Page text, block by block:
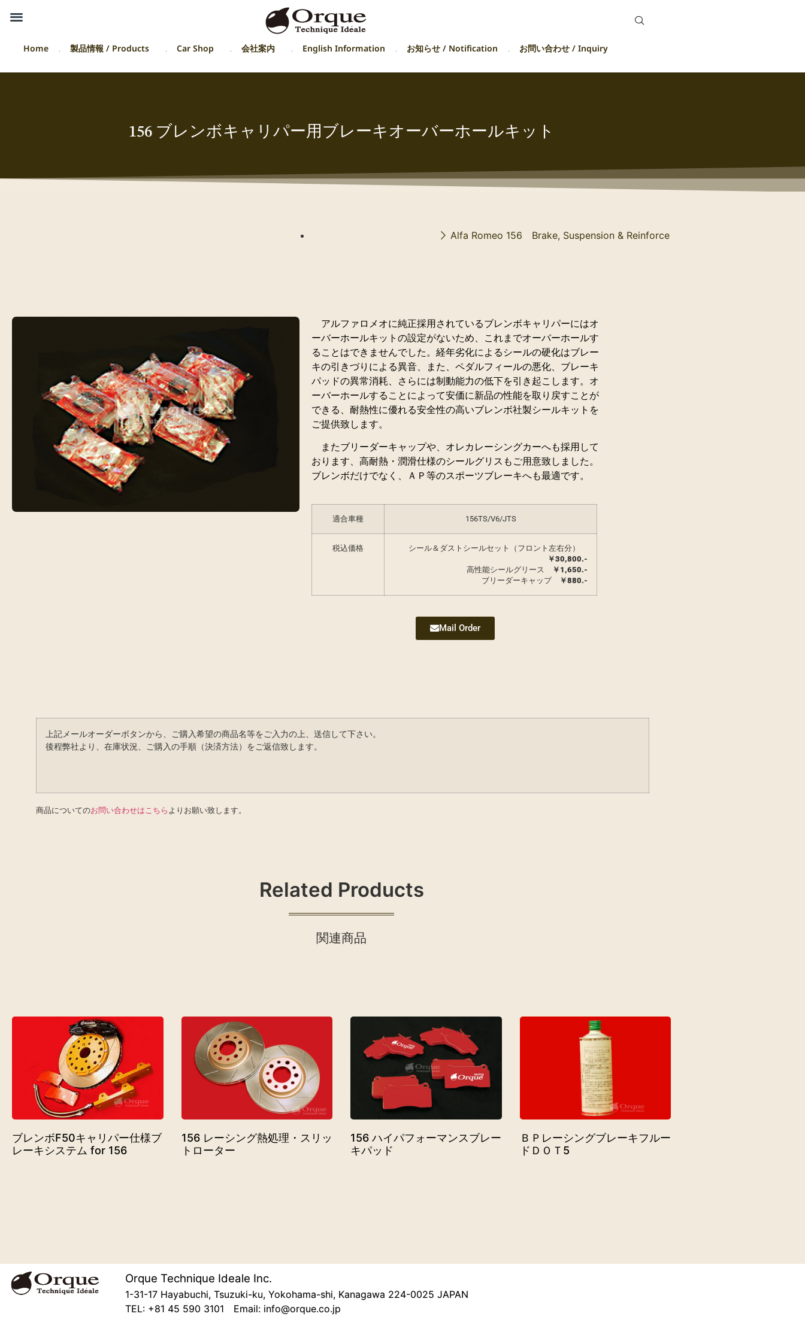
Home 製品情報 / Products Car Shop 会社案内 English Information お知らせ / Notification お問い合わせ / Inquiry
156 ブレンボキャリパー用ブレーキオーバーホールキット
Alfa Romeo 156 Brake, Suspension & Reinforce
アルファロメオに純正採用されているブレンボキャリパーにはオ
ーバーホールキットの設定がないため、これまでオーバーホールす
ることはできませんでした。経年劣化によるシールの硬化はブレー
キの引きづりによる異音、また、ペダルフィールの悪化、ブレーキ
パッドの異常消耗、さらには制動能力の低下を引き起こします。オ
ーバーホールすることによって安価に新品の性能を取り戻すことが
できる、耐熱性に優れる安全性の高いブレンボ社製シールキットを
ご提供致します。
またブリーダーキャップや、オレカレーシングカーへも採用して
おります、高耐熱・潤滑仕様のシールグリスもご用意致しました。
ブレンボだけでなく、ＡＰ等のスポーツブレーキへも最適です。
適合車種 156TS/V6/JTS
税込価格
シール＆ダストシールセット（フロント左右分）
￥30,800.-
高性能シールグリース
￥1,650.-
ブリーダーキャップ
￥880.-
Mail Order
上記メールオーダーボタンから、ご購入希望の商品名等をご入力の上、送信して下さい。
後程弊社より、在庫状況、ご購入の手順（決済方法）をご返信致します。
商品についてのお問い合わせはこちら よりお願い致します。
Related Products
関連商品
ブレンボF50キャリパー仕様ブ
レーキシステム for 156
156 レーシング熱処理・スリッ
トローター
156 ハイパフォーマンスブレー
キパッド
ＢＰレーシングブレーキフルー
ドＤＯＴ5
Orque Technique Ideale Inc.
1-31-17 Hayabuchi, Tsuzuki-ku, Yokohama-shi, Kanagawa 224-0025 JAPAN
TEL: +81 45 590 3101 Email: info@orque.co.jp